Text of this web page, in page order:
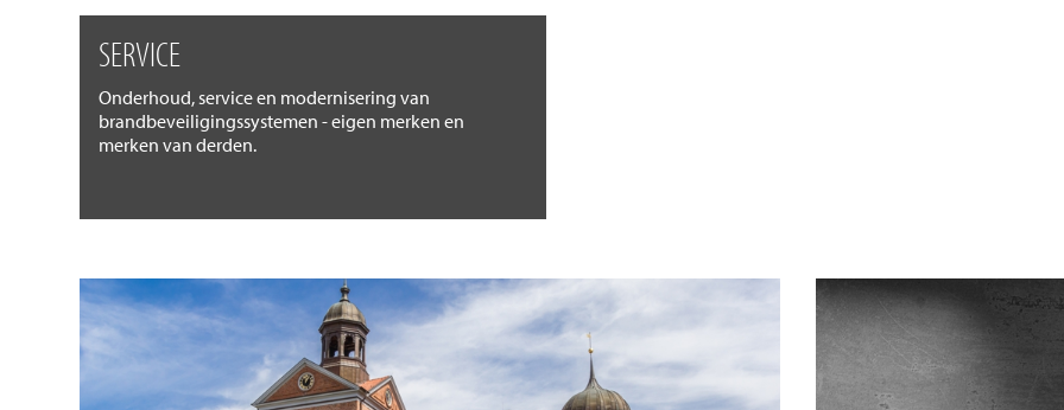
SERVICE
Onderhoud, service en modernisering van
brandbeveiligingssystemen - eigen merken en
merken van derden.